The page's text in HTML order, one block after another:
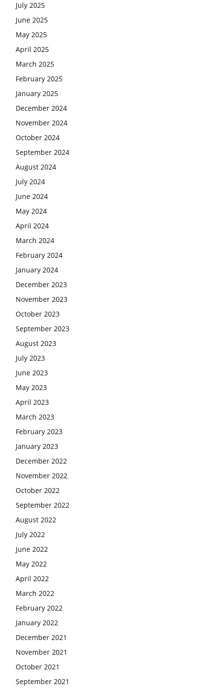
July 2025
June 2025
May 2025
April 2025
March 2025
February 2025
January 2025
December 2024
November 2024
October 2024
September 2024
August 2024
July 2024
June 2024
May 2024
April 2024
March 2024
February 2024
January 2024
December 2023
November 2023
October 2023
September 2023
August 2023
July 2023
June 2023
May 2023
April 2023
March 2023
February 2023
January 2023
December 2022
November 2022
October 2022
September 2022
August 2022
July 2022
June 2022
May 2022
April 2022
March 2022
February 2022
January 2022
December 2021
November 2021
October 2021
September 2021